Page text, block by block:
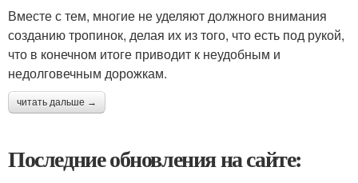
Вместе с тем, многие не уделяют должного внимания
созданию тропинок, делая их из того, что есть под рукой,
что в конечном итоге приводит к неудобным и
недолговечным дорожкам.
читать дальше →
Последние обновления на сайте: